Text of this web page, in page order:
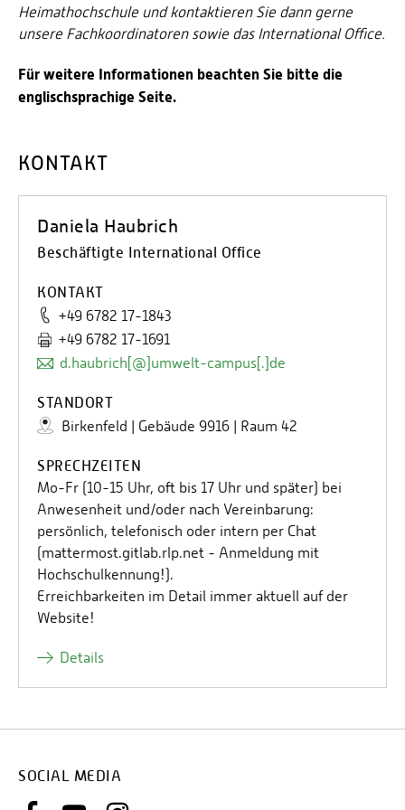
Energieeffizienzrecht und Klimaschutzrecht (IREK)
Fuel Cell Centre Rheinland-Pfalz
Nationalparkforschung
Perival
Umweltinformationssysteme
Örtlicher Personalrat
Personensuche
Heimathochschule und kontaktieren Sie dann gerne
unsere Fachkoordinatoren sowie das International Office.
Für weitere Informationen beachten Sie bitte die
englischsprachige Seite.
KONTAKT
Daniela Haubrich
Beschäftigte International Office
KONTAKT
+49 6782 17-1843
+49 6782 17-1691
d.haubrich[@]umwelt-campus[.]de
STANDORT
Birkenfeld | Gebäude 9916 | Raum 42
SPRECHZEITEN
Mo-Fr (10-15 Uhr, oft bis 17 Uhr und später) bei
Anwesenheit und/oder nach Vereinbarung:
persönlich, telefonisch oder intern per Chat
(mattermost.gitlab.rlp.net - Anmeldung mit
Hochschulkennung!).
Erreichbarkeiten im Detail immer aktuell auf der
Website!
Details
SOCIAL MEDIA